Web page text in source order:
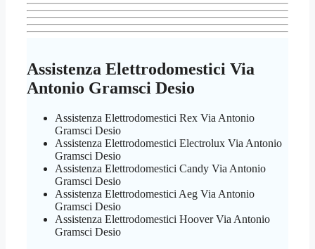
Assistenza Elettrodomestici Via
Antonio Gramsci Desio
Assistenza Elettrodomestici Rex Via Antonio
Gramsci Desio
Assistenza Elettrodomestici Electrolux Via Antonio
Gramsci Desio
Assistenza Elettrodomestici Candy Via Antonio
Gramsci Desio
Assistenza Elettrodomestici Aeg Via Antonio
Gramsci Desio
Assistenza Elettrodomestici Hoover Via Antonio
Gramsci Desio